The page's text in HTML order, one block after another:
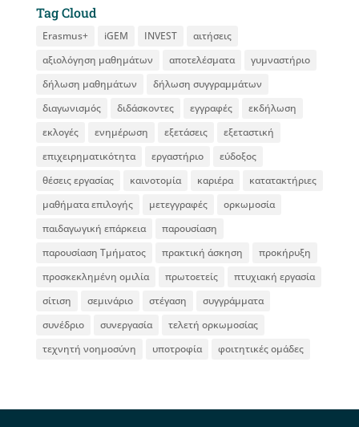
Tag Cloud
Erasmus+ iGEM INVEST
αιτήσεις
αξιολόγηση μαθημάτων
αποτελέσματα
γυμναστήριο
δήλωση μαθημάτων
δήλωση συγγραμμάτων
διαγωνισμός
διδάσκοντες εγγραφές
εκδήλωση
εκλογές
ενημέρωση εξετάσεις
εξεταστική
επιχειρηματικότητα
εργαστήριο
εύδοξος
θέσεις εργασίας
καινοτομία καριέρα
κατατακτήριες
μαθήματα επιλογής
μετεγγραφές
ορκωμοσία
παιδαγωγική επάρκεια
παρουσίαση
παρουσίαση Τμήματος
πρακτική άσκηση
προκήρυξη
προσκεκλημένη ομιλία
πρωτοετείς
πτυχιακή εργασία
σίτιση
σεμινάριο στέγαση
συγγράμματα
συνέδριο
συνεργασία
τελετή ορκωμοσίας
τεχνητή νοημοσύνη
υποτροφία φοιτητικές ομάδες